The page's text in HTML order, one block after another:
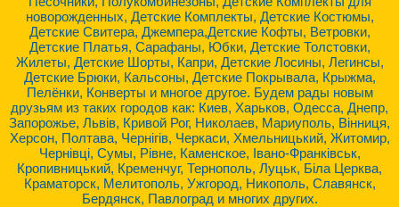
новорожденных, Детские Комплекты, Детские Костюмы,
Детские Свитера, Джемпера,Детские Кофты, Ветровки,
Детские Платья, Сарафаны, Юбки, Детские Толстовки,
Жилеты, Детские Шорты, Капри, Детские Лосины, Легинсы,
Детские Брюки, Кальсоны, Детские Покрывала, Крыжма,
Пелёнки, Конверты и многое другое. Будем рады новым
друзьям из таких городов как: Киев, Харьков, Одесса, Днепр,
Запорожье, Львів, Кривой Рог, Николаев, Мариуполь, Вінниця,
Херсон, Полтава, Чернігів, Черкаси, Хмельницький, Житомир,
Чернівці, Сумы, Рівне, Каменское, Івано-Франківськ,
Кропивницький, Кременчуг, Тернополь, Луцьк, Біла Церква,
Краматорск, Мелитополь, Ужгород, Никополь, Славянск,
Бердянск, Павлоград и многих других.